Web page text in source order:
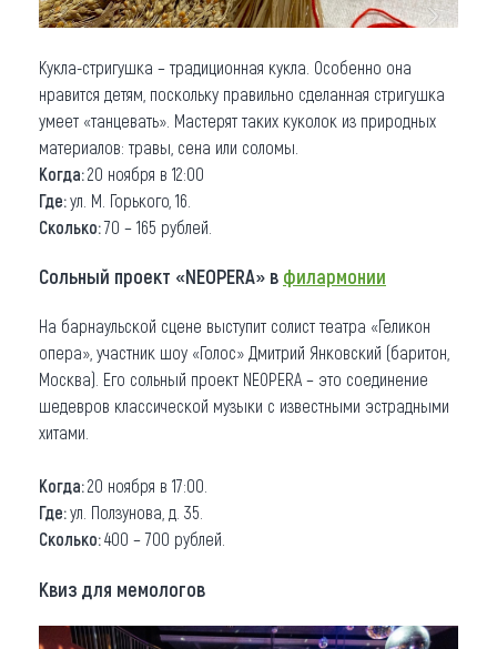
Кукла-стригушка – традиционная кукла. Особенно она
нравится детям, поскольку правильно сделанная стригушка
умеет «танцевать». Мастерят таких куколок из природных
материалов: травы, сена или соломы.
Когда:20 ноября в 12:00
Где:ул. М. Горького, 16.
Сколько:70 – 165 рублей.
Сольный проект «NEOPERA» в филармонии
На барнаульской сцене выступит солист театра «Геликон
опера», участник шоу «Голос» Дмитрий Янковский (баритон,
Москва). Его сольный проект NEOPERA – это соединение
шедевров классической музыки с известными эстрадными
хитами.
Когда:20 ноября в 17:00.
Где:ул. Ползунова, д. 35.
Сколько:400 – 700 рублей.
Квиз для мемологов